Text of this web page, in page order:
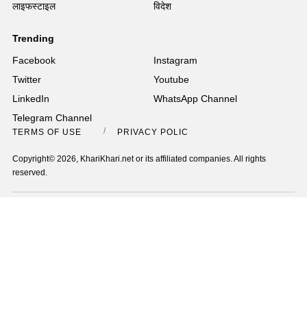
लाइफस्टाइल
विदेश
Trending
Facebook
Instagram
Twitter
Youtube
LinkedIn
WhatsApp Channel
Telegram Channel
TERMS OF USE PRIVACY POLICY
Copyright© 2026, KhariKhari.net or its affiliated companies. All rights
reserved.